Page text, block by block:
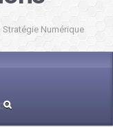
Numérique